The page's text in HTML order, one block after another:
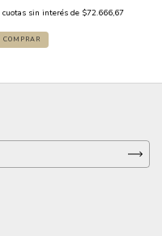
cuotas sin interés de $72.666,67